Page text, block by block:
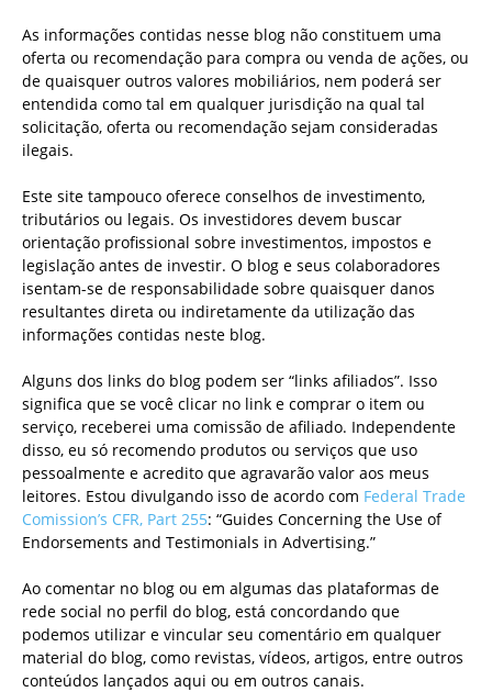
As informações contidas nesse blog não constituem uma
oferta ou recomendação para compra ou venda de ações, ou
de quaisquer outros valores mobiliários, nem poderá ser
entendida como tal em qualquer jurisdição na qual tal
solicitação, oferta ou recomendação sejam consideradas
ilegais.
Este site tampouco oferece conselhos de investimento,
tributários ou legais. Os investidores devem buscar
orientação profissional sobre investimentos, impostos e
legislação antes de investir. O blog e seus colaboradores
isentam-se de responsabilidade sobre quaisquer danos
resultantes direta ou indiretamente da utilização das
informações contidas neste blog.
Alguns dos links do blog podem ser “links afiliados”. Isso
significa que se você clicar no link e comprar o item ou
serviço, receberei uma comissão de afiliado. Independente
disso, eu só recomendo produtos ou serviços que uso
pessoalmente e acredito que agravarão valor aos meus
leitores. Estou divulgando isso de acordo com Federal Trade
Comission’s CFR, Part 255: “Guides Concerning the Use of
Endorsements and Testimonials in Advertising.”
Ao comentar no blog ou em algumas das plataformas de
rede social no perfil do blog, está concordando que
podemos utilizar e vincular seu comentário em qualquer
material do blog, como revistas, vídeos, artigos, entre outros
conteúdos lançados aqui ou em outros canais.